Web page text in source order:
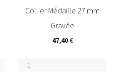
Collier Médaille 27 mm
Gravée
47,40 €